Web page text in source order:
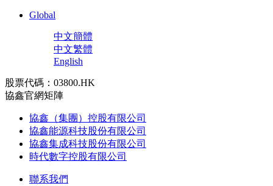
Global
中文簡體
中文繁體
English
股票代碼：03800.HK
協鑫官網矩陣
協鑫（集團）控股有限公司
協鑫能源科技股份有限公司
協鑫集成科技股份有限公司
時代數字控股有限公司
聯系我們